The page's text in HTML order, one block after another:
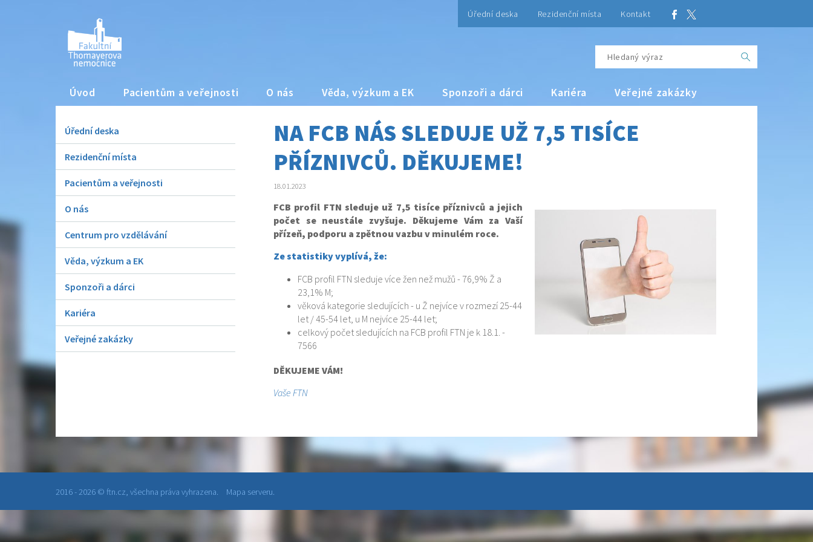
Úřední deska Rezidenční místa Kontakt
Úvod Pacientům a veřejnosti O nás Věda, výzkum a EK Sponzoři a dárci Kariéra Veřejné zakázky
Úřední deska
Rezidenční místa
Pacientům a veřejnosti
O nás
Centrum pro vzdělávání
Věda, výzkum a EK
Sponzoři a dárci
Kariéra
Veřejné zakázky
NA FCB NÁS SLEDUJE UŽ 7,5 TISÍCE
PŘÍZNIVCŮ. DĚKUJEME!
18.01.2023
FCB profil FTN sleduje už 7,5 tisíce příznivců a jejich
počet se neustále zvyšuje. Děkujeme Vám za Vaší
přízeň, podporu a zpětnou vazbu v minulém roce.
Ze statistiky vyplívá, že:
FCB profil FTN sleduje více žen než mužů - 76,9% Ž a
23,1% M;
věková kategorie sledujících - u Ž nejvíce v rozmezí 25-44
let / 45-54 let, u M nejvíce 25-44 let;
celkový počet sledujících na FCB profil FTN je k 18.1. -
7566
DĚKUJEME VÁM!
Vaše FTN
2016 - 2026 © ftn.cz, všechna práva vyhrazena. Mapa serveru.